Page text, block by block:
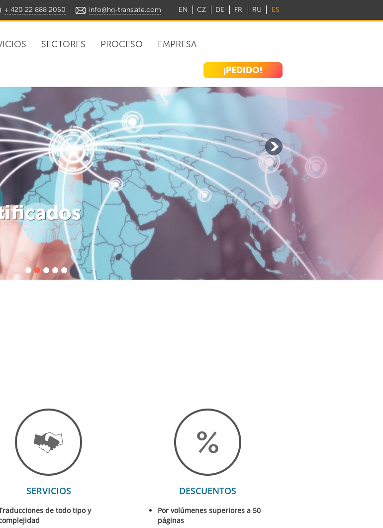
EN CZ DE FR RU ES
+ 420 22 888 2050 info@hq-translate.com
SECTORES PROCESO EMPRESA
¡PEDIDO!
SERVICIOS
de todo tipo y
DESCUENTOS
Por volúmenes superiores a 50
páginas